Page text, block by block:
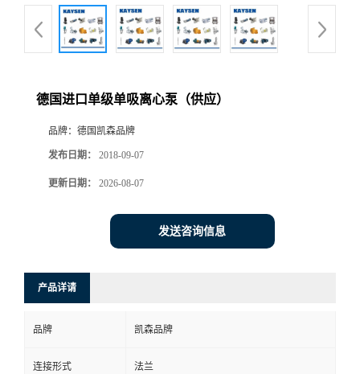
德国进口单级单吸离心泵（供应）
品牌： 德国凯森品牌
发布日期： 2018-09-07
更新日期： 2026-08-07
发送咨询信息
产品详请
品牌 凯森品牌
连接形式 法兰